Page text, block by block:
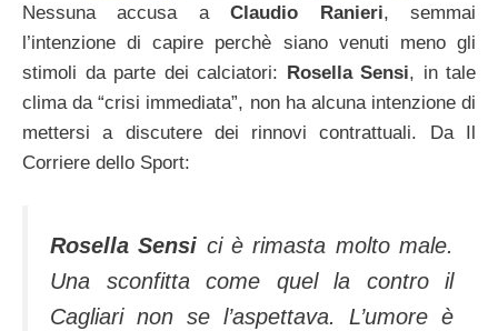
Nessuna accusa aClaudio Ranieri, semmai
l’intenzione di capire perchè siano venuti meno gli
stimoli da parte dei calciatori: Rosella Sensi, in tale
clima da “crisi immediata”, non ha alcuna intenzione di
mettersi a discutere dei rinnovi contrattuali. Da Il
Corriere dello Sport:
Rosella Sensi ci è rimasta molto male.
Una sconfitta come quel la contro il
Cagliari non se l’aspettava. L’umore è